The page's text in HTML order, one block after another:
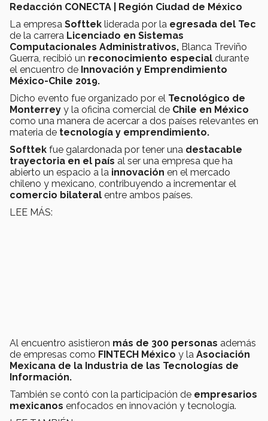
Redacción CONECTA | Región Ciudad de México
La empresa Softtek liderada por la egresada del Tec
de la carrera Licenciado en Sistemas
Computacionales Administrativos, Blanca Treviño
Guerra, recibió un reconocimiento especial durante
el encuentro de Innovación y Emprendimiento
México-Chile 2019.
Dicho evento fue organizado por el Tecnológico de
Monterrey y la oficina comercial de Chile en México
como una manera de acercar a dos países relevantes en
materia de tecnología y emprendimiento.
Softtek fue galardonada por tener una destacable
trayectoria en el país al ser una empresa que ha
abierto un espacio a la innovación en el mercado
chileno y mexicano, contribuyendo a incrementar el
comercio bilateral entre ambos países.
LEE MÁS:
Al encuentro asistieron más de 300 personas además
de empresas como FINTECH México y la Asociación
Mexicana de la Industria de las Tecnologías de
Información.
También se contó con la participación de empresarios
mexicanos enfocados en innovación y tecnología.